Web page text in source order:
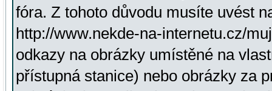
fóra. Z tohoto důvodu musíte uvést
http://www.nekde-na-internetu.cz/
odkazy na obrázky umístěné na
přístupná stanice) nebo obrázky za